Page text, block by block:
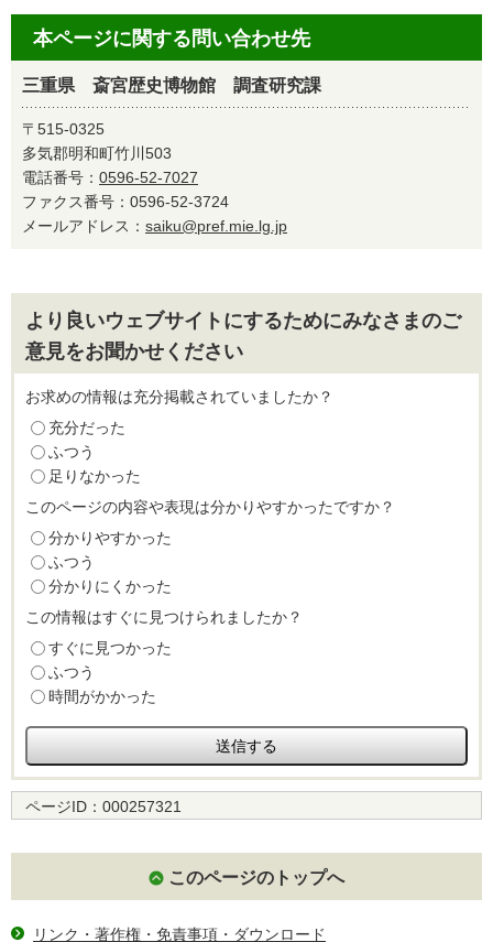
本ページに関する問い合わせ先
三重県 斎宮歴史博物館 調査研究課
〒515-0325
多気郡明和町竹川503
電話番号： 0596-52-7027
ファクス番号：0596-52-3724
メールアドレス： saiku@pref.mie.lg.jp
より良いウェブサイトにするためにみなさまのご
意見をお聞かせください
お求めの情報は充分掲載されていましたか？
充分だった
ふつう
足りなかった
このページの内容や表現は分かりやすかったですか？
分かりやすかった
ふつう
分かりにくかった
この情報はすぐに見つけられましたか？
すぐに見つかった
ふつう
時間がかかった
ページID： 000257321
このページのトップへ
リンク・著作権・免責事項・ダウンロード